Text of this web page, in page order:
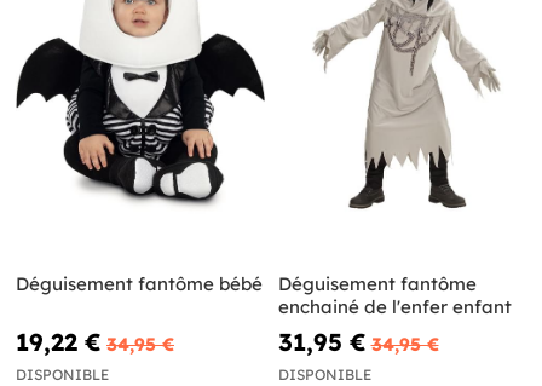
Déguisement fantôme bébé
19,22 € 34,95 €
DISPONIBLE
Déguisement fantôme
enchainé de l'enfer enfant
31,95 € 34,95 €
DISPONIBLE